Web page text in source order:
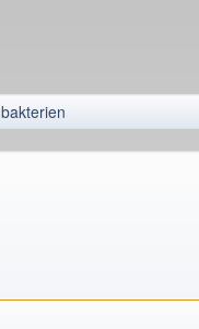
bakterien